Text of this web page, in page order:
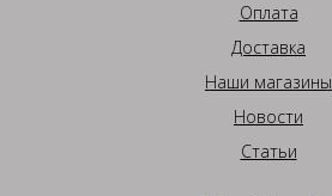
Оплата
Доставка
Наши магазины
Новости
Статьи